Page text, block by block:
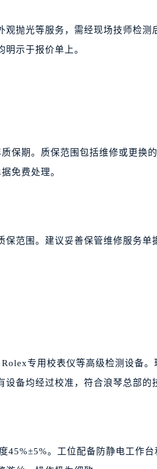
抛光等服务，需经现场技师检测
示于报价单上。
保期。质保范围包括维修或更换
免费处理。
范围。建议妥善保管维修服务单
专用校表仪等高级检测设备。
备均经过校准，符合浪琴总部的
。工位配备防静电工作台